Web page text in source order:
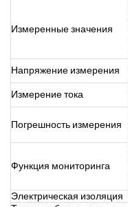
Измеренные значения
Напряжение измерения
Измерение тока
Погрешность измерения
Функция мониторинга
Электрическая изоляция